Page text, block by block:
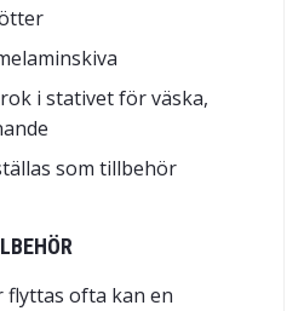
i stativet för väska,
som tillbehör
ofta kan en